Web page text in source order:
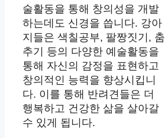
술활동을 통해 창의성을 개발
하는데도 신경을 씁니다. 강아
지들은 색칠공부, 팔짱짓기, 춤
추기 등의 다양한 예술활동을
통해 자신의 감정을 표현하고
창의적인 능력을 향상시킵니
다. 이를 통해 반려견들은 더
행복하고 건강한 삶을 살아갈
수 있게 됩니다.